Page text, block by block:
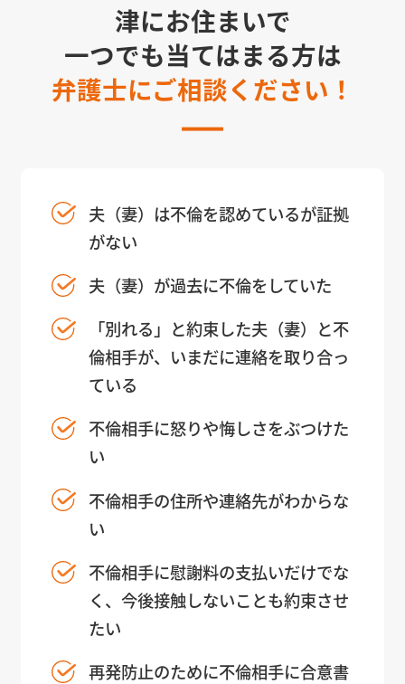
津にお住まいで
一つでも当てはまる方は
弁護士にご相談ください！
夫（妻）は不倫を認めているが証拠
がない
夫（妻）が過去に不倫をしていた
「別れる」と約束した夫（妻）と不
倫相手が、いまだに連絡を取り合っ
ている
不倫相手に怒りや悔しさをぶつけた
い
不倫相手の住所や連絡先がわからな
い
不倫相手に慰謝料の支払いだけでな
く、今後接触しないことも約束させ
たい
再発防止のために不倫相手に合意書